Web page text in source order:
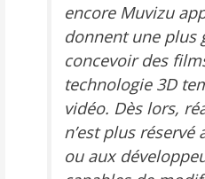
encore Muvizu
donnent une plus
concevoir des
technologie 3D
vidéo. Dès lors,
n’est plus
ou aux